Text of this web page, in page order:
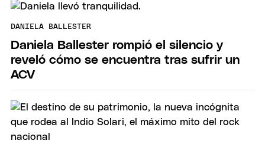
DANIELA BALLESTER
Daniela Ballester rompió el silencio y
reveló cómo se encuentra tras sufrir un
ACV